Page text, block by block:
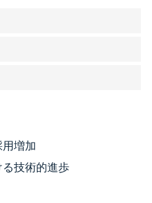
用増加
る技術的進歩